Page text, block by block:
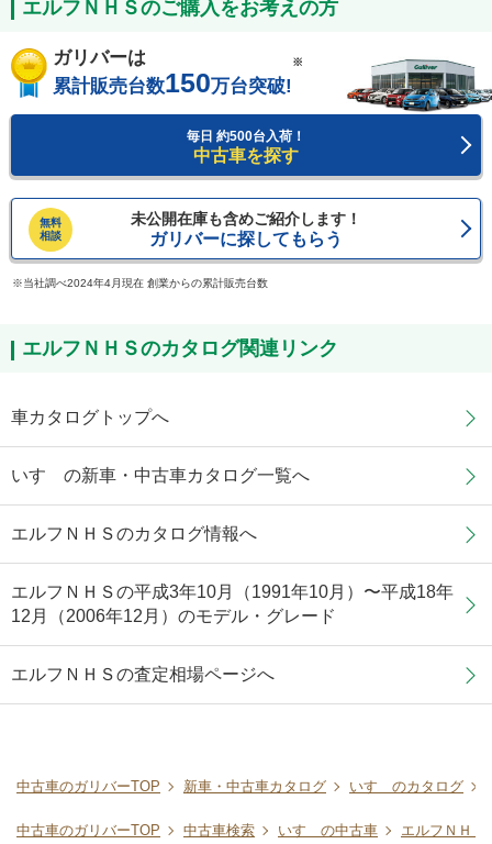
エルフＮＨＳのご購入をお考えの方
ガリバーは
累計販売台数150万台突破!
※
毎日 約500台入荷！
中古車を探す
無料
相談
未公開在庫も含めご紹介します！
ガリバーに探してもらう
当社調べ2024年4月現在 創業からの累計販売台数
エルフＮＨＳのカタログ関連リンク
車カタログトップへ
いすゞの新車・中古車カタログ一覧へ
エルフＮＨＳのカタログ情報へ
エルフＮＨＳの平成3年10月（1991年10月）〜平成18年
12月（2006年12月）のモデル・グレード
エルフＮＨＳの査定相場ページへ
中古車のガリバーTOP 新車・中古車カタログ いすゞのカタログ
中古車のガリバーTOP 中古車検索 いすゞの中古車 エルフＮＨＳ